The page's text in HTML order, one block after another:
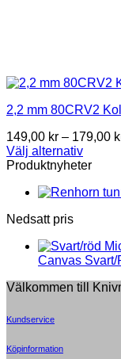
2,2 mm 80CRV2
149,00 kr – 179,00
Välj alternativ
This
has
variants.
options
be
chosen
the
page
Produktnyheter
Nedsatt pris
Canvas Svart/
Välkommen till
Kundservice
Köpinformation